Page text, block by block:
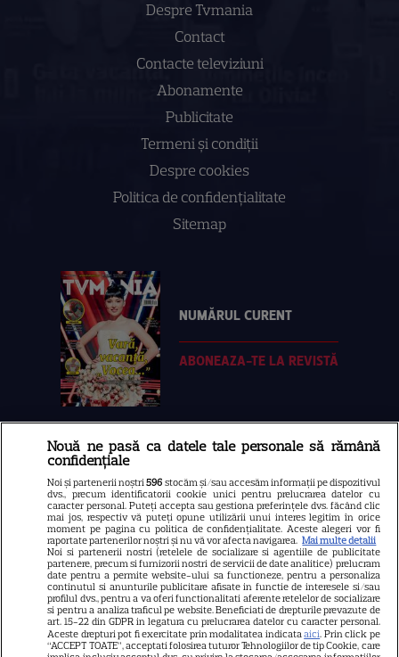
Despre Tvmania
Contact
Contacte televiziuni
Abonamente
Publicitate
Termeni și condiții
Despre cookies
Politica de confidenţialitate
Sitemap
NUMĂRUL CURENT
ABONEAZA-TE LA REVISTĂ
Libertatea
Libertatea pentru femei
GSP
Știri mondene
Avantaje
Elle
Unica
Retete practice
Nouă ne pasă ca datele tale personale să rămână
confidențiale
Noi și partenerii noștri596 stocăm și/sau accesăm informații pe dispozitivul
dvs., precum identificatorii cookie unici pentru prelucrarea datelor cu
caracter personal. Puteți accepta sau gestiona preferințele dvs. făcând clic
mai jos, respectiv vă puteți opune utilizării unui interes legitim în orice
moment pe pagina cu politica de confidențialitate. Aceste alegeri vor fi
raportate partenerilor noștri și nu vă vor afecta navigarea. Mai multe detalii
Noi si partenerii nostri (retelele de socializare si agentiile de publicitate
partenere, precum si furnizorii nostri de servicii de date analitice) prelucram
date pentru a permite website-ului sa functioneze, pentru a personaliza
continutul si anunturile publicitare afisate in functie de interesele si/sau
profilul dvs., pentru a va oferi functionalitati aferente retelelor de socializare
si pentru a analiza traficul pe website. Beneficiati de drepturile prevazute de
art. 15-22 din GDPR in legatura cu prelucrarea datelor cu caracter personal.
Aceste drepturi pot fi exercitate prin modalitatea indicataaici. Prin click pe
“ACCEPT TOATE”, acceptati folosirea tuturor Tehnologiilor de tip Cookie, care